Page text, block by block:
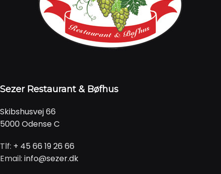
Sezer Restaurant & Bøfhus
Skibshusvej 66
5000 Odense C
Tlf: + 45 66 19 26 66
Email: info@sezer.dk